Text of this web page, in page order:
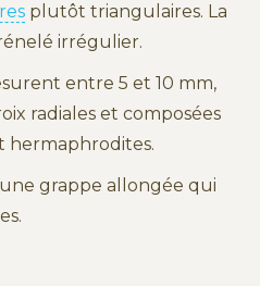
plutôt triangulaires. La
irrégulier.
entre 5 et 10 mm,
radiales et composées
hermaphrodites.
grappe allongée qui